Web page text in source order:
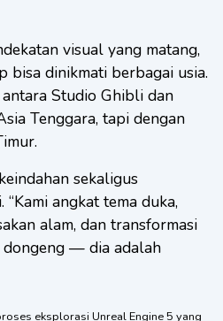
visual yang matang,
bisa dinikmati berbagai usia.
Studio Ghibli dan
Tenggara, tapi dengan
sekaligus
“Kami angkat tema duka,
alam, dan transformasi
— dia adalah
eksplorasi Unreal Engine 5 yang